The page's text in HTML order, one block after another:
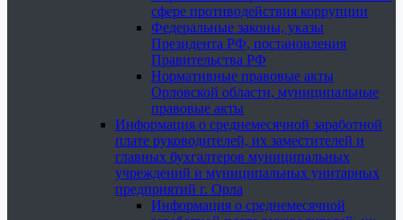
сфере противодействия коррупции
Федеральные законы, указы
Президента РФ, постановления
Правительства РФ
Нормативные правовые акты
Орловской области, муниципальные
правовые акты
Информация о среднемесячной заработной
плате руководителей, их заместителей и
главных бухгалтеров муниципальных
учреждений и муниципальных унитарных
предприятий г. Орла
Информация о среднемесячной